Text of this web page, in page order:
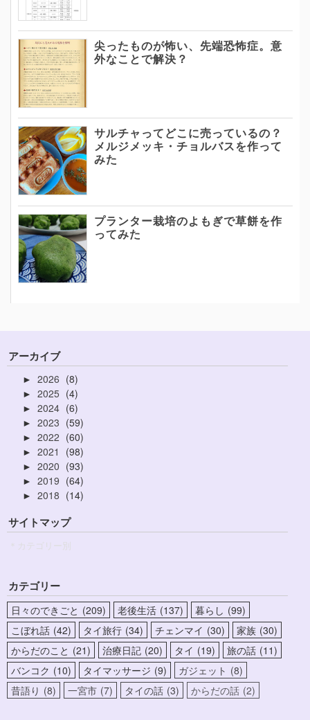
尖ったものが怖い、先端恐怖症。意
外なことで解決？
サルチャってどこに売っているの？
メルジメッキ・チョルバスを作って
みた
プランター栽培のよもぎで草餅を作
ってみた
アーカイブ
► 2026 8
► 2025 4
► 2024 6
► 2023 59
► 2022 60
► 2021 98
► 2020 93
► 2019 64
► 2018 14
サイトマップ
＊カテゴリー別
カテゴリー
日々のできごと 209 老後生活 137 暮らし 99
こぼれ話 42 タイ旅行 34 チェンマイ 30 家族 30
からだのこと
21 治療日記 20 タイ 19 旅の話 11
バンコク
10 タイマッサージ 9 ガジェット
8
昔語り
8 一宮市 7 タイの話 3 からだの話 2